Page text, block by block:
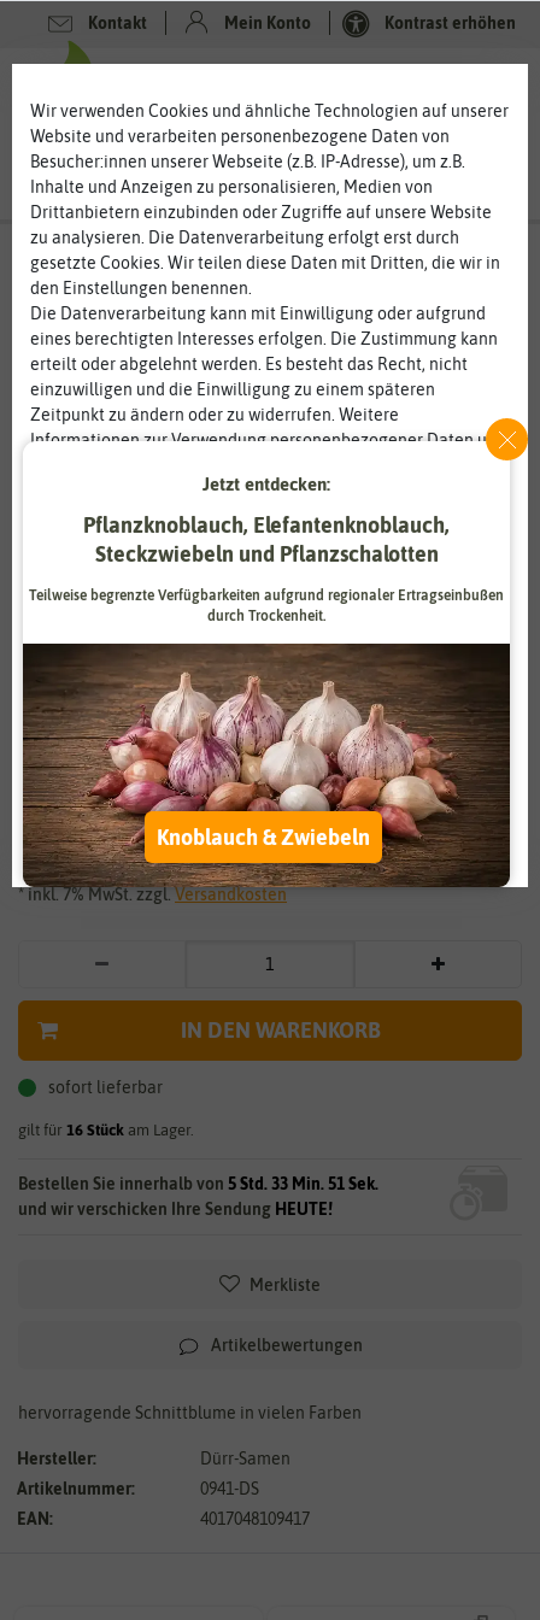
Kontakt Mein Konto Kontrast erhöhen
Vergrößern durch berühren
Sommeraster Fan Mix
2,79 €
*
* inkl. 7% MwSt. zzgl.Versandkosten
IN DEN WARENKORB
sofort lieferbar
gilt für 16 Stück am Lager.
Bestellen Sie innerhalb von 5 Std. 33 Min. 51 Sek.
und wir verschicken Ihre Sendung HEUTE!
Merkliste
Artikelbewertungen
hervorragende Schnittblume in vielen Farben
Hersteller:
Dürr-Samen
Artikelnummer:
0941-DS
EAN:
4017048109417
Wir verwenden Cookies und ähnliche Technologien auf unserer
Website und verarbeiten personenbezogene Daten von
Besucher:innen unserer Webseite (z.B. IP-Adresse), um z.B.
Inhalte und Anzeigen zu personalisieren, Medien von
Drittanbietern einzubinden oder Zugriffe auf unsere Website
zu analysieren. Die Datenverarbeitung erfolgt erst durch
gesetzte Cookies. Wir teilen diese Daten mit Dritten, die wir in
den Einstellungen benennen.
Die Datenverarbeitung kann mit Einwilligung oder aufgrund
eines berechtigten Interesses erfolgen. Die Zustimmung kann
erteilt oder abgelehnt werden. Es besteht das Recht, nicht
einzuwilligen und die Einwilligung zu einem späteren
Zeitpunkt zu ändern oder zu widerrufen. Weitere
Informationen zur Verwendung personenbezogener Daten und
Essenziell Statistik
Zahlungsdienstleister Marketing
Externe Medien Funktional
Weitere Einstellungen
Alle akzeptieren
Alle ablehnen
Auswahl akzeptieren
Jetzt entdecken:
Pflanzknoblauch, Elefantenknoblauch,
Steckzwiebeln und Pflanzschalotten
Teilweise begrenzte Verfügbarkeiten aufgrund regionaler Ertragseinbußen
durch Trockenheit.
Knoblauch & Zwiebeln